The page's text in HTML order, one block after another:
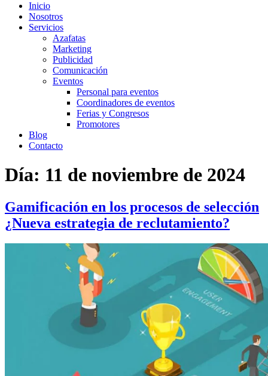
Inicio
Nosotros
Servicios
Azafatas
Marketing
Publicidad
Comunicación
Eventos
Personal para eventos
Coordinadores de eventos
Ferias y Congresos
Promotores
Blog
Contacto
Día: 11 de noviembre de 2024
Gamificación en los procesos de selección
¿Nueva estrategia de reclutamiento?